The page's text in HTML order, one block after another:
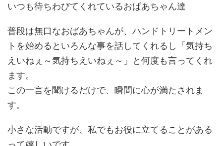
いつも待ちわびてくれているおばあちゃん達
普段は無口なおばあちゃんが、ハンドトリートメン
トを始めるといろんな事を話してくれるし「気持ち
えいねぇ～気持ちえいねぇ～」と何度も言ってくれ
ます。
この一言を聞けるだけで、瞬間に心が満たされま
す。
小さな活動ですが、私でもお役に立てることがある